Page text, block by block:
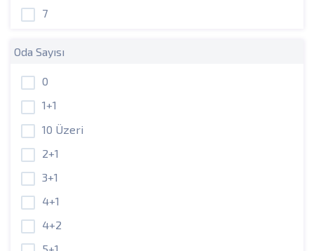
7
Oda Sayısı
0
1+1
10 Üzeri
2+1
3+1
4+1
4+2